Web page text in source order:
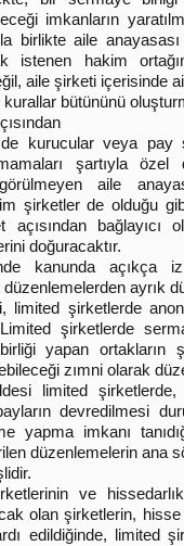
imkanların
birlikte aile
istenen hakim
aile şirketi içerisinde
bütününü
kurucular veya pay
şartıyla özel
aile
şirketler de olduğu
bağlayıcı
doğuracaktır.
kanunda açıkça
ayrık
limited şirketlerde
şirketlerde
yapan ortakların
zımni olarak
limited
devredilmesi
yapma imkanı
düzenlemelerin ana
ve
olan şirketlerin,
edildiğinde, limited